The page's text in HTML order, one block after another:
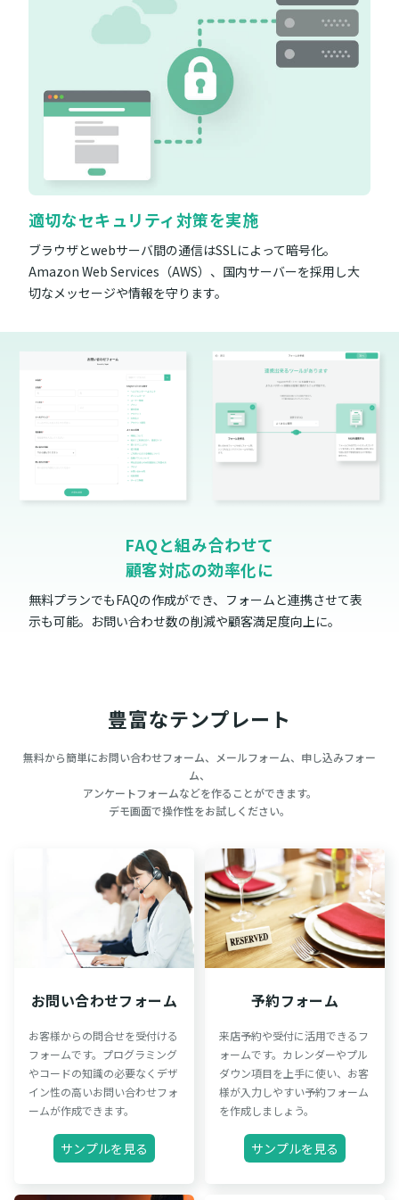
適切なセキュリティ対策を実施
ブラウザとwebサーバ間の通信はSSLによって暗号化。
Amazon Web Services（AWS）、国内サーバーを採用し大
切なメッセージや情報を守ります。
FAQと組み合わせて
顧客対応の効率化に
無料プランでもFAQの作成ができ、フォームと連携させて表
示も可能。お問い合わせ数の削減や顧客満足度向上に。
豊富なテンプレート
無料から簡単にお問い合わせフォーム、メールフォーム、申し込みフォー
ム、
アンケートフォームなどを作ることができます。
デモ画面で操作性をお試しください。
お問い合わせフォーム
お客様からの問合せを受付ける
フォームです。プログラミング
やコードの知識の必要なくデザ
イン性の高いお問い合わせフォ
ームが作成できます。
サンプルを見る
予約フォーム
来店予約や受付に活用できるフ
ォームです。カレンダーやプル
ダウン項目を上手に使い、お客
様が入力しやすい予約フォーム
を作成しましょう。
サンプルを見る